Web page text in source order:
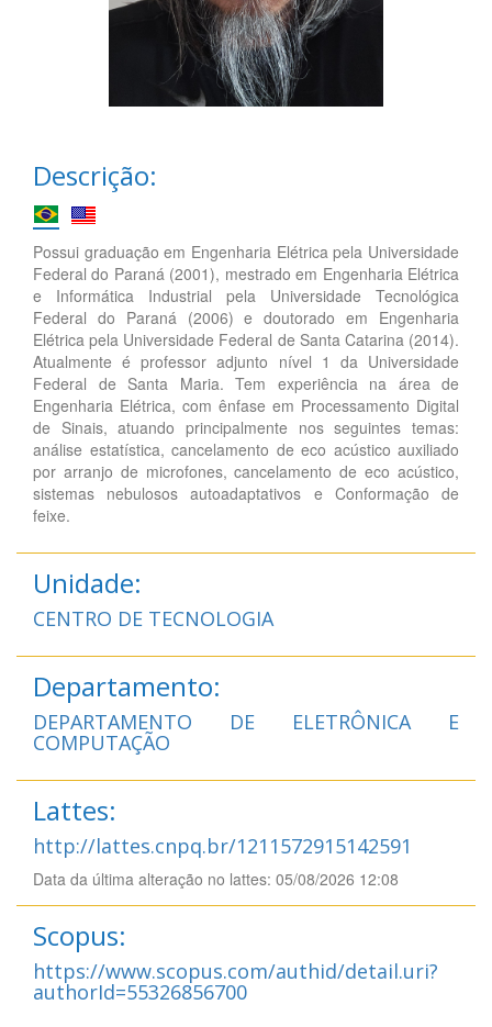
Descrição:
Possui graduação em Engenharia Elétrica pela Universidade
Federal do Paraná (2001), mestrado em Engenharia Elétrica
e Informática Industrial pela Universidade Tecnológica
Federal do Paraná (2006) e doutorado em Engenharia
Elétrica pela Universidade Federal de Santa Catarina (2014).
Atualmente é professor adjunto nível 1 da Universidade
Federal de Santa Maria. Tem experiência na área de
Engenharia Elétrica, com ênfase em Processamento Digital
de Sinais, atuando principalmente nos seguintes temas:
análise estatística, cancelamento de eco acústico auxiliado
por arranjo de microfones, cancelamento de eco acústico,
sistemas nebulosos autoadaptativos e Conformação de
feixe.
Unidade:
CENTRO DE TECNOLOGIA
Departamento:
DEPARTAMENTO DE ELETRÔNICA E
COMPUTAÇÃO
Lattes:
http://lattes.cnpq.br/1211572915142591
Data da última alteração no lattes: 05/08/2026 12:08
Scopus:
https://www.scopus.com/authid/detail.uri?
authorId=55326856700